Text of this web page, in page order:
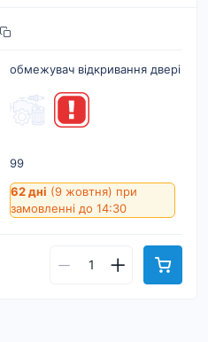
обмежувач відкривання двері
99
62 дні (9 жовтня) при
замовленні до 14:30